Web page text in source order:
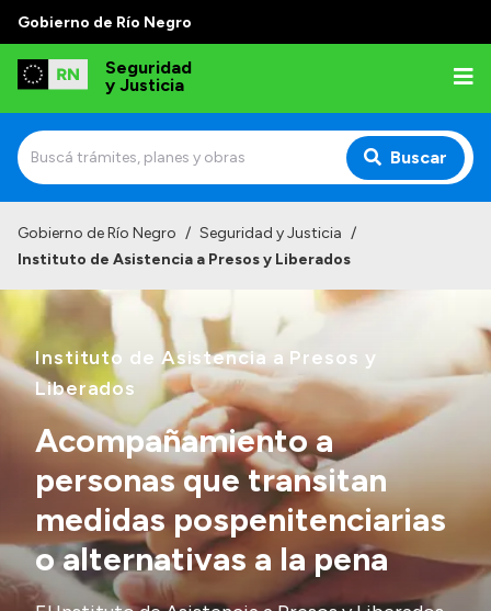
Gobierno de Río Negro
Seguridad
y Justicia
Buscar
Misión
Autoridades
Delegaciones
Normativa
Transparencia
Presupuesto
Gobierno de Río Negro / Seguridad y Justicia /
Instituto de Asistencia a Presos y Liberados
Instituto de Asistencia a Presos y
Liberados
Acompañamiento a
personas que transitan
medidas pospenitenciarias
o alternativas a la pena